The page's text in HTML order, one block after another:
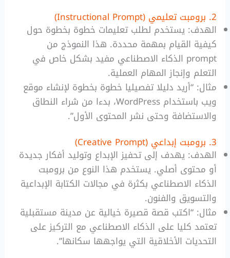
2. برومبت تعليمي (Instructional Prompt)
الهدف: يستخدم لطلب تعليمات خطوة بخطوة حول
كيفية القيام بمهمة محددة. هذا النموذج من
prompt الذكاء الاصطناعي مفيد بشكل خاص في
التعلم وإنجاز المهام العملية.
مثال: “أريد دليلا تفصيليا خطوة بخطوة لإنشاء موقع
ويب باستخدام WordPress، بدءا من شراء النطاق
والاستضافة وحتى نشر المحتوى الأول”.
3. برومبت إبداعي (Creative Prompt)
الهدف: يهدف إلى تحفيز الإبداع وتوليد أفكار جديدة
أو محتوى أصلي. يستخدم هذا النوع من برومبت
الذكاء الاصطناعي بكثرة في مجالات الكتابة الإبداعية
والتسويق والفنون.
مثال: “اكتب قصة قصيرة خيالية عن مدينة مستقبلية
تعتمد كليا على الذكاء الاصطناعي مع التركيز على
التحديات الأخلاقية التي يواجهها سكانها”.